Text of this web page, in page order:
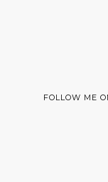
FOLLOW ME